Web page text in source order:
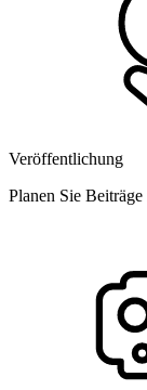
Veröffentlichung
Planen Sie